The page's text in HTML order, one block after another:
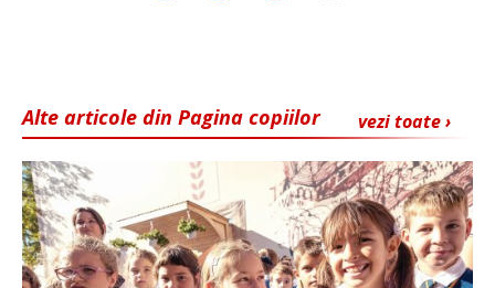
vezi toate ›
Alte articole din Pagina copiilor